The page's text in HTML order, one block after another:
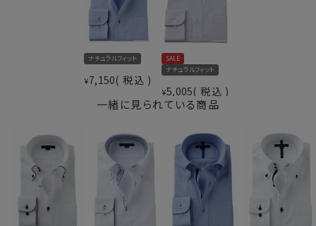
洗濯後もしわが残りにくく、しわが気になる場合でも簡
単なアイロンがけでご着用いただけます。
また、ソフト感や素材感を引き立てるため特殊処理を施
したうえで形態安定加工を行っています。
その結果、吸水速乾性に加え、光沢感・ソフト感にも優
れ、着心地のよさと、お手入れのしやすさを併せ持った上
●クールマックス®エコメイド・ファイバー使用
100％再生ペットボトル素材から作られたクールマック
ス®エコメイド・ファイバーを使用。
ドライで快適な着心地を提供するとともに、環境にも配
綿65％・ポリエステル35％
ドライ加工
（吸湿速乾素材＝COOLMAX®ファブリック）
形態安定
衿型
ドゥエボットーニ
ボタンダウン
キーパー なし
前立て
後身頃
バックダーツ入り
ポケット
ポケットあり
ナチュラルフィット
¥7,150 税込
SALE
ナチュラルフィット
¥5,005 税込
一緒に見られている商品